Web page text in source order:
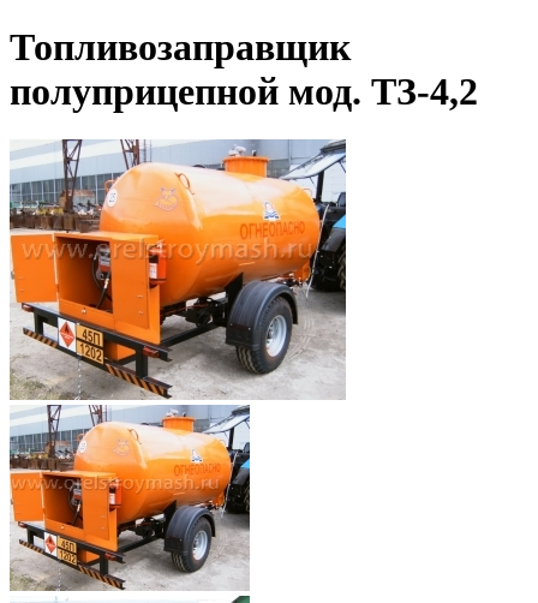
Топливозаправщик
полуприцепной мод. ТЗ-4,2